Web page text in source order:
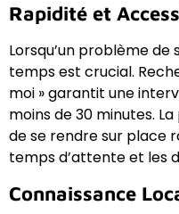
Rapidité et
Lorsqu’un problème
temps est crucial.
moi » garantit une
moins de 30 minutes.
de se rendre sur place
temps d’attente et les
Connaissance